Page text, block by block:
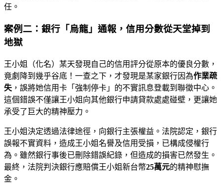
任。
案例二：銀行「烏龍」通報，信用分數從天堂掉到
地獄
王小姐（化名）某天發現自己的信用評分從原本的優良分數，
竟劇降到幾乎谷底！一查之下，才發現是某家銀行因為作業疏
失 ，誤將她信用卡「強制停卡」的不實訊息登載到聯徵中心。
這個錯誤不僅讓王小姐向其他銀行申請貸款處處碰壁，更讓她
承受了巨大的精神壓力。
王小姐決定透過法律途徑，向銀行主張權益。法院認定，銀行
誤報不實資料，造成王小姐名譽及信用受損，已構成侵權行
為。雖然銀行事後已刪除錯誤紀錄，但造成的損害已然發生。
最終，法院判決銀行應賠償王小姐新台幣25萬元的精神慰撫
金。